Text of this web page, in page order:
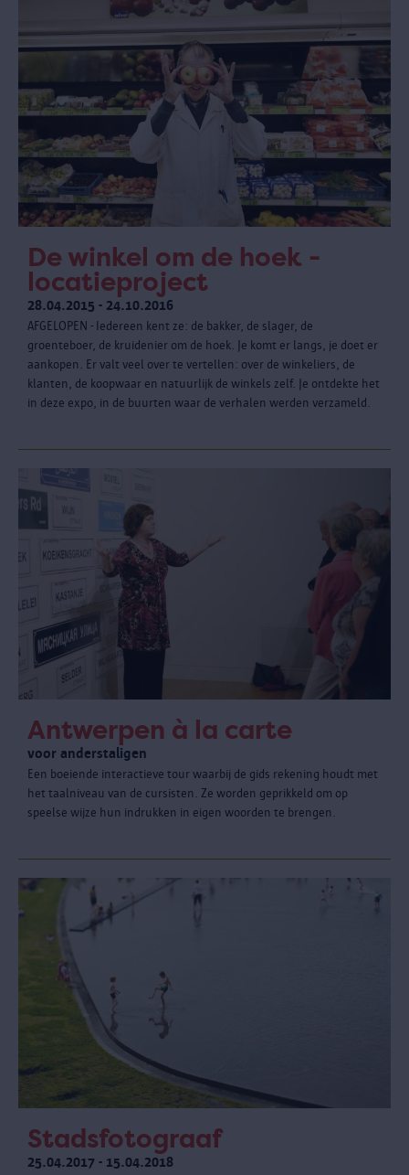
De winkel om de hoek -
locatieproject
28.04.2015 - 24.10.2016
AFGELOPEN - Iedereen kent ze: de bakker, de slager, de
groenteboer, de kruidenier om de hoek. Je komt er langs, je doet er
aankopen. Er valt veel over te vertellen: over de winkeliers, de
klanten, de koopwaar en natuurlijk de winkels zelf. Je ontdekte het
in deze expo, in de buurten waar de verhalen werden verzameld.
Antwerpen à la carte
voor anderstaligen
Een boeiende interactieve tour waarbij de gids rekening houdt met
het taalniveau van de cursisten. Ze worden geprikkeld om op
speelse wijze hun indrukken in eigen woorden te brengen.
Stadsfotograaf
25.04.2017 - 15.04.2018